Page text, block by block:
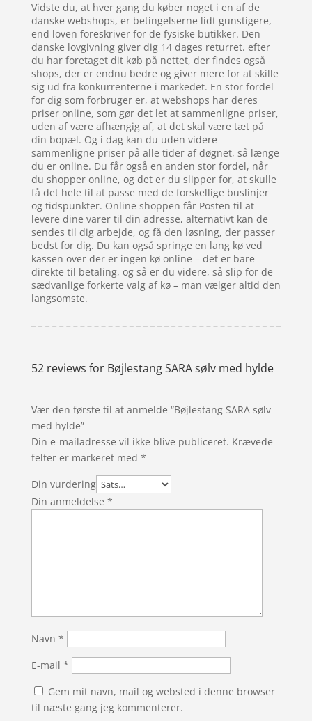
Vidste du, at hver gang du køber noget i en af de
danske webshops, er betingelserne lidt gunstigere,
end loven foreskriver for de fysiske butikker. Den
danske lovgivning giver dig 14 dages returret. efter
du har foretaget dit køb på nettet, der findes også
shops, der er endnu bedre og giver mere for at skille
sig ud fra konkurrenterne i markedet. En stor fordel
for dig som forbruger er, at webshops har deres
priser online, som gør det let at sammenligne priser,
uden af være afhængig af, at det skal være tæt på
din bopæl. Og i dag kan du uden videre
sammenligne priser på alle tider af døgnet, så længe
du er online. Du får også en anden stor fordel, når
du shopper online, og det er du slipper for, at skulle
få det hele til at passe med de forskellige buslinjer
og tidspunkter. Online shoppen får Posten til at
levere dine varer til din adresse, alternativt kan de
sendes til dig arbejde, og få den løsning, der passer
bedst for dig. Du kan også springe en lang kø ved
kassen over der er ingen kø online – det er bare
direkte til betaling, og så er du videre, så slip for de
sædvanlige forkerte valg af kø – man vælger altid den
langsomste.
52 reviews for Bøjlestang SARA sølv med hylde
Vær den første til at anmelde “Bøjlestang SARA sølv
med hylde”
Din e-mailadresse vil ikke blive publiceret. Krævede
felter er markeret med *
Din vurdering
Din anmeldelse *
Navn *
E-mail *
Gem mit navn, mail og websted i denne browser
til næste gang jeg kommenterer.